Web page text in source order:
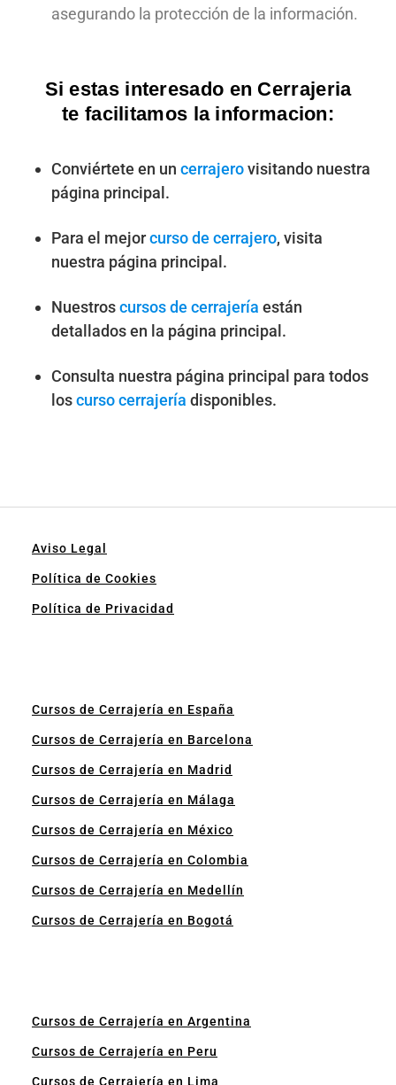
asegurando la protección de la información.
Si estas interesado en Cerrajeria
te facilitamos la informacion:
Conviértete en un cerrajerovisitando nuestra
página principal.
Para el mejorcurso de cerrajero, visita
nuestra página principal.
Nuestroscursos de cerrajería están
detallados en la página principal.
Consulta nuestra página principal para todos
loscurso cerrajería disponibles.
Aviso Legal
Política de Cookies
Política de Privacidad
Cursos de Cerrajería en España
Cursos de Cerrajería en Barcelona
Cursos de Cerrajería en Madrid
Cursos de Cerrajería en Málaga
Cursos de Cerrajería en México
Cursos de Cerrajería en Colombia
Cursos de Cerrajería en Medellín
Cursos de Cerrajería en Bogotá
Cursos de Cerrajería en Argentina
Cursos de Cerrajería en Peru
Cursos de Cerrajería en Lima